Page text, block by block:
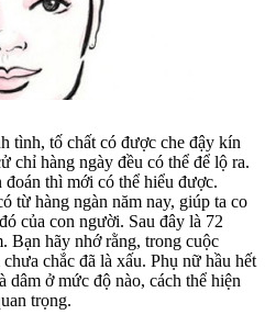
tình, tố chất có được che đậy kín
chỉ hàng ngày đều có thể để lộ ra.
đoán thì mới có thể hiểu được.
từ hàng ngàn năm nay, giúp ta co
của con người. Sau đây là 72
Bạn hãy nhớ rằng, trong cuộc
chắc đã là xấu. Phụ nữ hầu hết
dâm ở mức độ nào, cách thể hiện
trọng.